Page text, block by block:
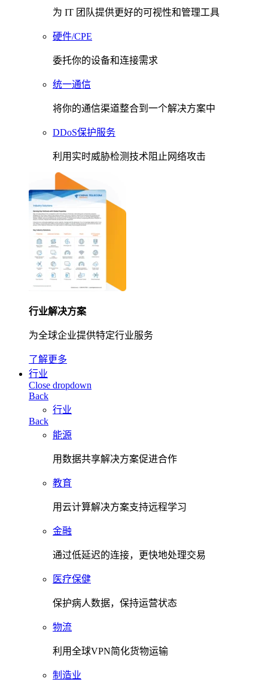
为 IT 团队提供更好的可视性和管理工具
硬件/CPE
委托你的设备和连接需求
统一通信
将你的通信渠道整合到一个解决方案中
DDoS保护服务
利用实时威胁检测技术阻止网络攻击
行业解决方案
为全球企业提供特定行业服务
了解更多
行业
Close dropdown
Back
行业
Back
能源
用数据共享解决方案促进合作
教育
用云计算解决方案支持远程学习
金融
通过低延迟的连接，更快地处理交易
医疗保健
保护病人数据，保持运营状态
物流
利用全球VPN简化货物运输
制造业